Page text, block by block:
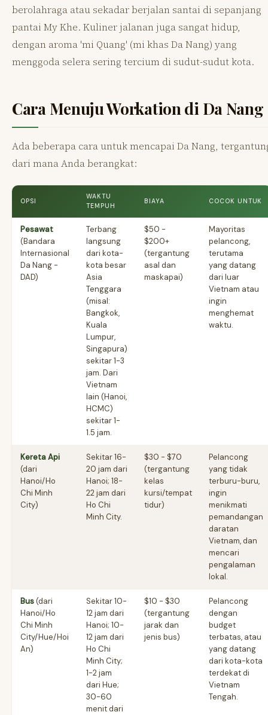
berolahraga atau sekadar berjalan santai di sepanjang
pantai My Khe. Kuliner jalanan juga sangat hidup,
dengan aroma 'mi Quang' (mi khas Da Nang) yang
menggoda selera sering tercium di sudut-sudut kota.
Cara Menuju Workation di Da Nang
Ada beberapa cara untuk mencapai Da Nang,
dari mana Anda berangkat:
OPSI
WAKTU
TEMPUH
BIAYA COCOK UNTUK
Pesawat
(Bandara
Internasional
Da Nang -
DAD)
Terbang
langsung
dari kota-
kota besar
Asia
Tenggara
(misal:
Bangkok,
Kuala
Lumpur,
Singapura)
sekitar 1-3
jam. Dari
Vietnam
lain (Hanoi,
HCMC)
sekitar 1-
1.5 jam.
$50 -
$200+
(tergantung
asal dan
maskapai)
Mayoritas
pelancong,
terutama
yang datang
dari luar
Vietnam atau
ingin
menghemat
waktu.
Kereta Api
(dari
Hanoi/Ho
Chi Minh
City)
Sekitar 16-
20 jam dari
Hanoi; 18-
22 jam dari
Ho Chi
Minh City.
$30 - $70
(tergantung
kelas
kursi/tempat
tidur)
Pelancong
yang tidak
terburu-buru,
ingin
menikmati
pemandangan
daratan
Vietnam, dan
mencari
pengalaman
lokal.
Bus(dari
Hanoi/Ho
Chi Minh
City/Hue/Hoi
An)
Sekitar 10-
12 jam dari
Hanoi; 10-
12 jam dari
Ho Chi
Minh City;
1-2 jam
dari Hue;
30-60
menit dari
$10 - $30
(tergantung
jarak dan
jenis bus)
Pelancong
dengan
budget
terbatas, atau
yang datang
dari kota-kota
terdekat di
Vietnam
Tengah.